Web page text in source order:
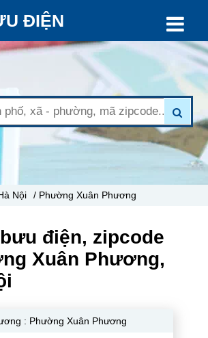
ĐIỆN
Nội / Phường Xuân Phương
điện, zipcode
Xuân Phương,
: Phường Xuân Phương